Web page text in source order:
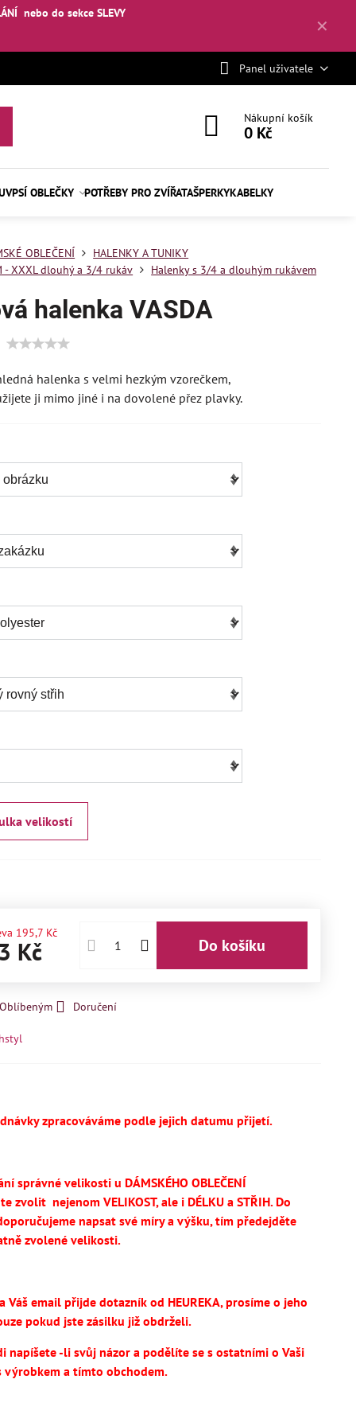
✕
nebodo sekce SLEVY
Panel uživatele
Nákupní košík
0 Kč
PSÍ OBLEČKY POTŘEBY PRO ZVÍŘATAŠPERKYKABELKY
OBLEČENÍ
HALENKY A TUNIKY
- XXXL dlouhý a 3/4 rukáv
Halenky s 3/4 a dlouhým rukávem
halenka VASDA
halenka s velmi hezkým vzorečkem,
ji mimo jiné i na dovolené přez plavky.
velikostí
195,7 Kč
Kč Do košíku
Doručení
zpracováváme podle jejich datumu přijetí.
správné velikosti u DÁMSKÉHO OBLEČENÍ
zvolitnejenom VELIKOST, ale i DÉLKU a STŘIH. Do
napsat své míry a výšku, tím předejděte
zvolené velikosti.
Váš email přijde dotazník od HEUREKA, prosíme o jeho
pokud jste zásilku již obdrželi.
napíšete -li svůj názor a podělíte se s ostatními o Vaši
výrobkem a tímto obchodem.